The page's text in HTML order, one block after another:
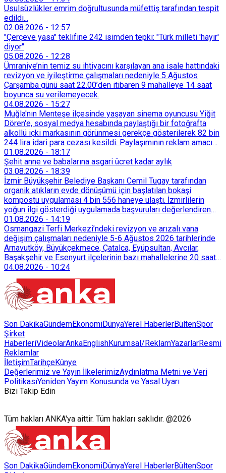
Usulsüzlükler emrim doğrultusunda müfettiş tarafından tespit
edildi...
02.08.2026 - 12:57
"Çerçeve yasa" teklifine 242 isimden tepki: "Türk milleti 'hayır'
diyor"
05.08.2026 - 12:28
Ümraniye’nin temiz su ihtiyacını karşılayan ana isale hattındaki
revizyon ve iyileştirme çalışmaları nedeniyle 5 Ağustos
Çarşamba günü saat 22.00’den itibaren 9 mahalleye 14 saat
boyunca su verilemeyecek.
04.08.2026 - 15:27
Muğla'nın Menteşe ilçesinde yaşayan sinema oyuncusu Yiğit
Dören'e, sosyal medya hesabında paylaştığı bir fotoğrafta
alkollü içki markasının görünmesi gerekçe gösterilerek 82 bin
244 lira idari para cezası kesildi. Paylaşımının reklam amacı
taşımadığını savunan Dören, cezanın iptali için yargıya
başvurdu.
01.08.2026 - 18:17
Şehit anne ve babalarına asgari ücret kadar aylık
03.08.2026 - 18:39
İzmir Büyükşehir Belediye Başkanı Cemil Tugay tarafından
organik atıkların evde dönüşümü için başlatılan bokaşi
kompostu uygulaması 4 bin 556 haneye ulaştı. İzmirlilerin
yoğun ilgi gösterdiği uygulamada başvuruları değerlendiren
Tarımsal Hizmetler Dairesi Başkanlığı, farklı ilçelerde toplam
128 bokaşi kompost eğitimi düzenleyerek İzmirlileri
sürdürülebilir atık yönetimi sistemine dahil etti.
01.08.2026 - 14:19
Osmangazi Terfi Merkezi’ndeki revizyon ve arızalı vana
değişim çalışmaları nedeniyle 5-6 Ağustos 2026 tarihlerinde
Arnavutköy, Büyükçekmece, Çatalca, Eyüpsultan, Avcılar,
Başakşehir ve Esenyurt ilçelerinin bazı mahallelerine 20 saat
süreyle su verilemeyecek.
04.08.2026 - 10:24
Son DakikaGündemEkonomiDünyaYerel HaberlerBültenSpor
Şirket
HaberleriVideolarAnkaEnglishKurumsal/ReklamYazarlarResmi
Reklamlar
İletişimTarihçeKünye
Değerlerimiz ve Yayın İlkelerimizAydınlatma Metni ve Veri
PolitikasıYeniden Yayım Konusunda ve Yasal Uyarı
Bizi Takip Edin
Tüm hakları ANKA'ya aittir. Tüm hakları saklıdır. @2026
Son DakikaGündemEkonomiDünyaYerel HaberlerBültenSpor